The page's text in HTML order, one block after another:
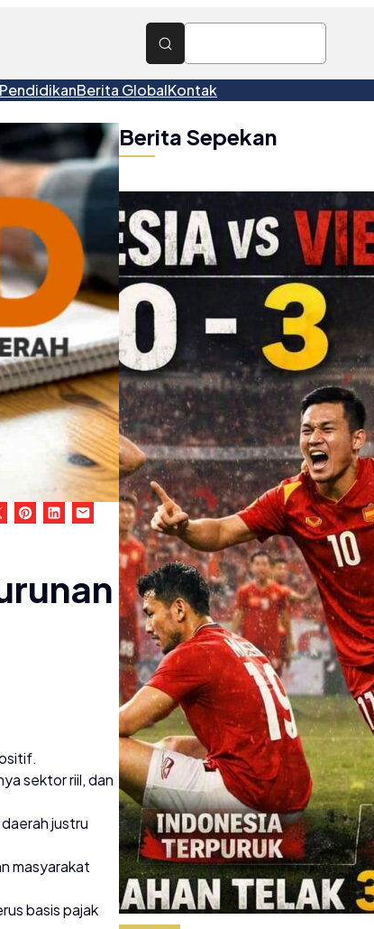
PendidikanBerita GlobalKontak
sektor riil, dan
justru
masyarakat
basis pajak
Berita Sepekan